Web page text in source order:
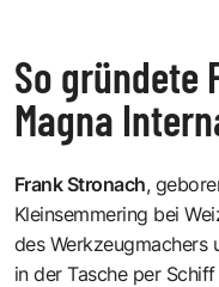
So gründete
Magna
Frank Stronach,
Kleinsemmering bei
des
in der Tasche per